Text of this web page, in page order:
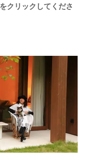
クリックしてくださ